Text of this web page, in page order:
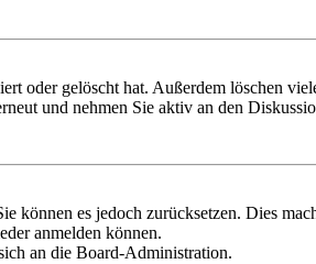
oder gelöscht hat. Außerdem löschen
und nehmen Sie aktiv an den
es jedoch zurücksetzen. Dies
anmelden können.
an die Board-Administration.